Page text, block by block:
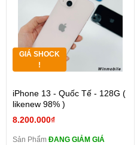
GIÁ SHOCK
!
iPhone 13 - Quốc Tế - 128G (
likenew 98% )
8.200.000₫
Sản Phẩm ĐANG GIẢM GIÁ